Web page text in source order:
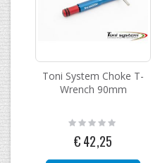
Toni System Choke T-
Wrench 90mm
Rating:
0%
€ 42,25